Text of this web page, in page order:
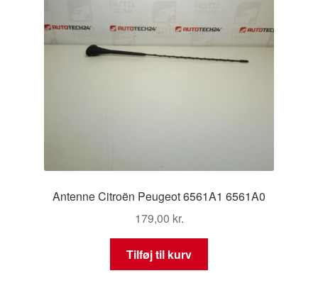
Antenne Citroën Peugeot 6561A1 6561A0
179,00 kr.
Tilføj til kurv